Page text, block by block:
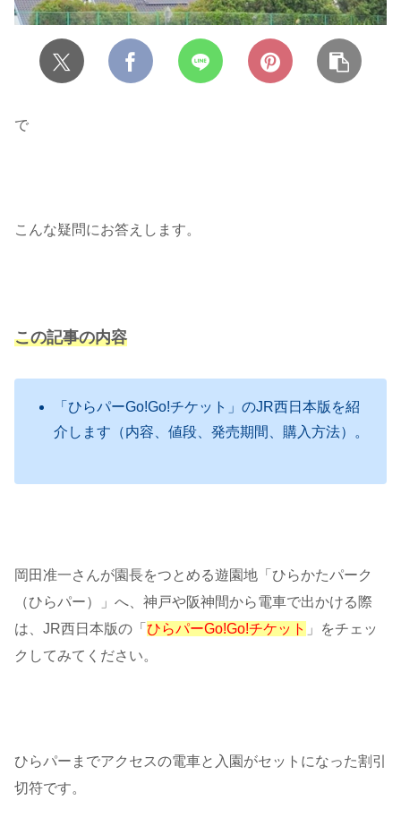
で
こんな疑問にお答えします。
この記事の内容
「ひらパーGo!Go!チケット」のJR西日本版を紹
介します（内容、値段、発売期間、購入方法）。
岡田准一さんが園長をつとめる遊園地「ひらかたパーク
（ひらパー）」へ、神戸や阪神間から電車で出かける際
は、JR西日本版の「 ひらパーGo!Go!チケット 」をチェッ
クしてみてください。
ひらパーまでアクセスの電車と入園がセットになった割引
切符です。